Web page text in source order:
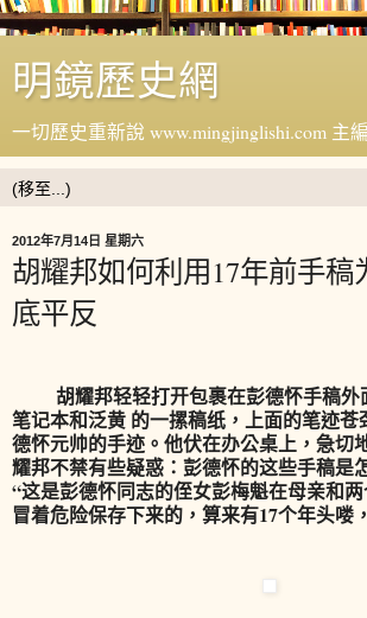
明鏡歷史網
一切歷史重新說 www.mingjinglishi.com 主
2012年7月14日 星期六
胡耀邦如何利用17年前手稿
底平反
胡耀邦轻轻打开包裹在彭德怀手稿外
笔记本和泛黄 的一摞稿纸，上面的笔迹苍
德怀元帅的手迹。他伏在办公桌上，急
耀邦不禁有些疑惑：彭德怀的这些手稿是
“这是彭德怀同志的侄女彭梅魁在母亲和两
冒着危险保存下来的，算来有17个年头喽